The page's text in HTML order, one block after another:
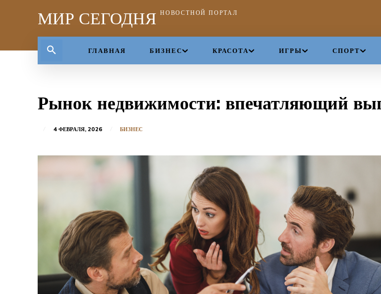
МИР СЕГОДНЯ НОВОСТНОЙ ПОРТАЛ
ГЛАВНАЯ БИЗНЕС КРАСОТА ИГРЫ СПОРТ
Рынок недвижимости: впечатляющий
4 ФЕВРАЛЯ, 2026 БИЗНЕС